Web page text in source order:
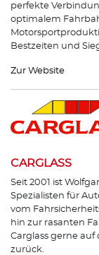
perfekte
optimalem
Bestzeiten und
Zur Website
CARGLASS
Seit 2001 ist
Spezialisten für
vom
hin zur rasanten
Carglass gerne
zurück.